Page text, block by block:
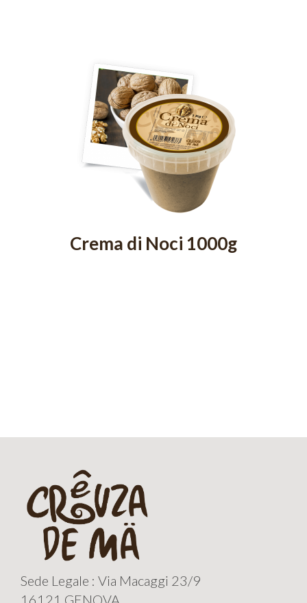
Crema di Noci 1000g
Sede Legale : Via Macaggi 23/9
16121 GENOVA